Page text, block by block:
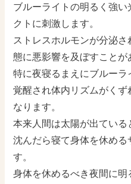
ブルーライトの明るく強
クトに刺激します。
ストレスホルモンが分泌
態に悪影響を及ぼすことが
特に夜寝るまえにブルー
覚醒され体内リズムがく
なります。
本来人間は太陽が出てい
沈んだら寝て身体を休め
す。
身体を休めるべき夜間に明